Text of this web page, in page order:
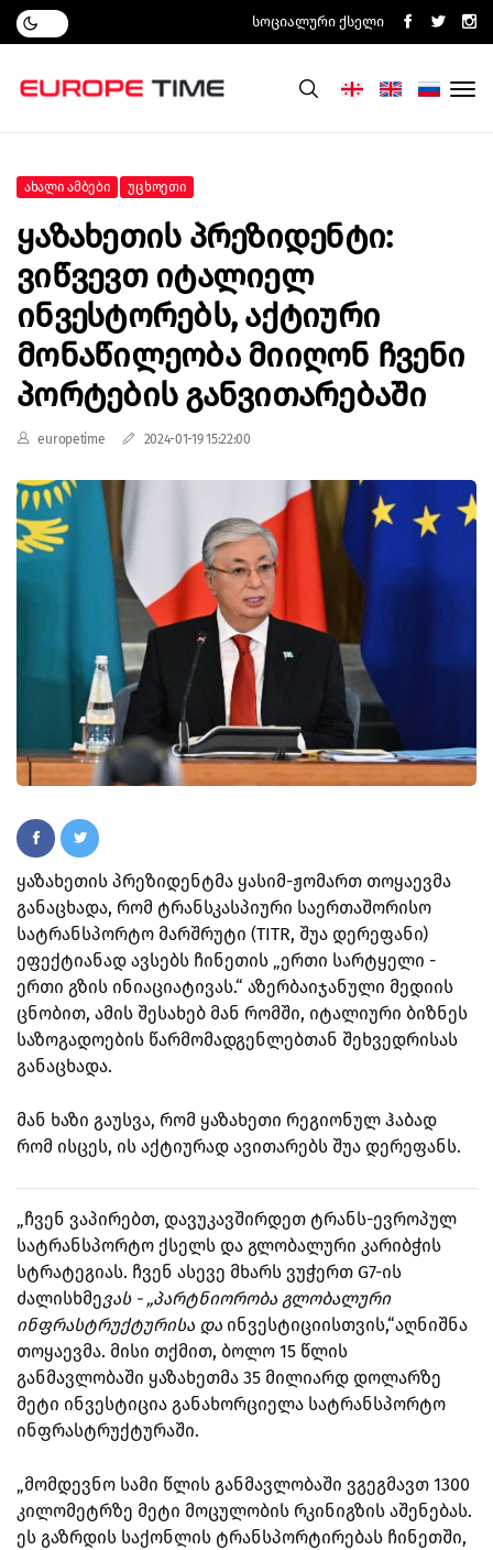
Სოციალური Ქსელი
Ახალი Ამბები Უცხოეთი
Ყაზახეთის Პრეზიდენტი:
Ვიწვევთ Იტალიელ
Ინვესტორებს, Აქტიური
Მონაწილეობა Მიიღონ Ჩვენი
Პორტების Განვითარებაში
europetime 2024-01-19 15:22:00
ყაზახეთის პრეზიდენტმა ყასიმ-ჟომართ თოყაევმა
განაცხადა, რომ ტრანსკასპიური საერთაშორისო
სატრანსპორტო მარშრუტი (TITR, შუა დერეფანი)
ეფექტიანად ავსებს ჩინეთის „ერთი სარტყელი -
ერთი გზის ინიაციატივას.“ აზერბაიჯანული მედიის
ცნობით, ამის შესახებ მან რომში, იტალიური ბიზნეს
საზოგადოების წარმომადგენლებთან შეხვედრისას
განაცხადა.
მან ხაზი გაუსვა, რომ ყაზახეთი რეგიონულ ჰაბად
რომ ისცეს, ის აქტიურად ავითარებს შუა დერეფანს.
„ჩვენ ვაპირებთ, დავუკავშირდეთ ტრანს-ევროპულ
სატრანსპორტო ქსელს და გლობალური კარიბჭის
სტრატეგიას. ჩვენ ასევე მხარს ვუჭერთ G7-ის
ძალისხმევას - „პარტნიორობა გლობალური
ინფრასტრუქტურისა დაინვესტიციისთვის,“აღნიშნა
თოყაევმა. მისი თქმით, ბოლო 15 წლის
განმავლობაში ყაზახეთმა 35 მილიარდ დოლარზე
მეტი ინვესტიცია განახორციელა სატრანსპორტო
ინფრასტრუქტურაში.
„მომდევნო სამი წლის განმავლობაში ვგეგმავთ 1300
კილომეტრზე მეტი მოცულობის რკინიგზის აშენებას.
ეს გაზრდის საქონლის ტრანსპორტირებას ჩინეთში,